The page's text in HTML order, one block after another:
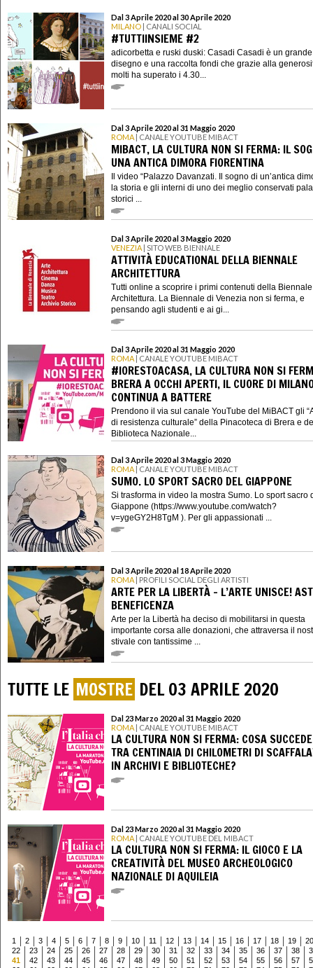
Dal 3 Aprile 2020 al 30 Aprile 2020
MILANO | CANALI SOCIAL
#TUTTIINSIEME #2
adicorbetta e ruski duski: Casadi Casadi è un grande
disegno e una raccolta fondi che grazie alla
molti ha superato i 4.30...
Dal 3 Aprile 2020 al 31 Maggio 2020
ROMA | CANALE YOUTUBE MIBACT
MIBACT, LA CULTURA NON SI FERMA: IL
UNA ANTICA DIMORA FIORENTINA
Il video “Palazzo Davanzati. Il sogno di un’antica
la storia e gli interni di uno dei meglio conservati
storici ...
Dal 3 Aprile 2020 al 3 Maggio 2020
VENEZIA | SITO WEB BIENNALE
ATTIVITÀ EDUCATIONAL DELLA BIENNALE
ARCHITETTURA
Tutti online a scoprire i primi contenuti della Biennale
Architettura. La Biennale di Venezia non si ferma, e
pensando agli studenti e ai gi...
Dal 3 Aprile 2020 al 31 Maggio 2020
ROMA | CANALE YOUTUBE MIBACT
#IORESTOACASA, LA CULTURA NON SI
BRERA A OCCHI APERTI, IL CUORE DI
CONTINUA A BATTERE
Prendono il via sul canale YouTube del MiBACT gli
di resistenza culturale” della Pinacoteca di Brera e
Biblioteca Nazionale...
Dal 3 Aprile 2020 al 3 Maggio 2020
ROMA | CANALE YOUTUBE MIBACT
SUMO. LO SPORT SACRO DEL GIAPPONE
Si trasforma in video la mostra Sumo. Lo sport sacro
Giappone (https://www.youtube.com/watch?
v=ygeGY2H8TgM ). Per gli appassionati ...
Dal 3 Aprile 2020 al 18 Aprile 2020
ROMA | PROFILI SOCIAL DEGLI ARTISTI
ARTE PER LA LIBERTÀ - L’ARTE UNISCE!
BENEFICENZA
Arte per la Libertà ha deciso di mobilitarsi in questa
importante corsa alle donazioni, che attraversa il
stivale con tantissime ...
TUTTE LE MOSTRE DEL 03 APRILE 2020
Dal 23 Marzo 2020 al 31 Maggio 2020
ROMA | CANALE YOUTUBE MIBACT
LA CULTURA NON SI FERMA: COSA
TRA CENTINAIA DI CHILOMETRI DI
IN ARCHIVI E BIBLIOTECHE?
Dal 23 Marzo 2020 al 31 Maggio 2020
ROMA | CANALE YOUTUBE DEL MIBACT
LA CULTURA NON SI FERMA: IL GIOCO E LA
CREATIVITÀ DEL MUSEO ARCHEOLOGICO
NAZIONALE DI AQUILEIA
1 2 3 4 5 6 7 8 9 10 11 12 13 14 15 16 17 18 19
20
22
23 24 25 26 27 28 29 30 31 32 33 34 35 36 37 38
41
42 43 44 45 46 47 48 49 50 51 52 53 54 55 56 57